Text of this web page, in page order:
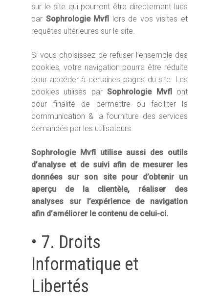
sur le site qui pourront être directement lues
par Sophrologie Mvfl lors de vos visites et
requêtes ultérieures sur le site.
Si vous choisissez de refuser l’ensemble des
cookies, votre navigation pourra être réduite
pour accéder à certaines pages du site. Les
cookies utilisés parSophrologie Mvflont
pour finalité de permettre ou faciliter la
communication & la fourniture des services
demandés par les utilisateurs.
Sophrologie Mvfl utilise aussi des outils
d’analyse et de suivi afin de mesurer les
données sur son site pour d’obtenir un
aperçu de la clientèle, réaliser des
analyses sur l’expérience de navigation
afin d’améliorer le contenu de celui-ci.
• 7. Droits
Informatique et
Libertés